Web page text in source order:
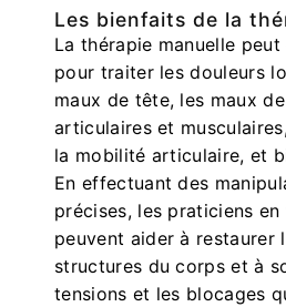
Les bienfaits de la
La thérapie manuelle
pour traiter les douleurs
maux de tête, les maux
articulaires et
la mobilité articulaire, et
En effectuant des
précises, les praticiens
peuvent aider à restaurer
structures du corps et à
tensions et les blocages